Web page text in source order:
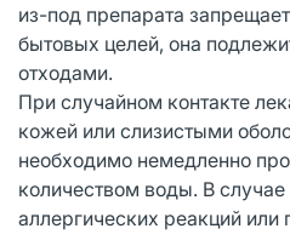
из-под препарата
бытовых целей, она
отходами.
При случайном контакте
кожей или слизистыми
необходимо немедленно
количеством воды. В случае
аллергических реакций или